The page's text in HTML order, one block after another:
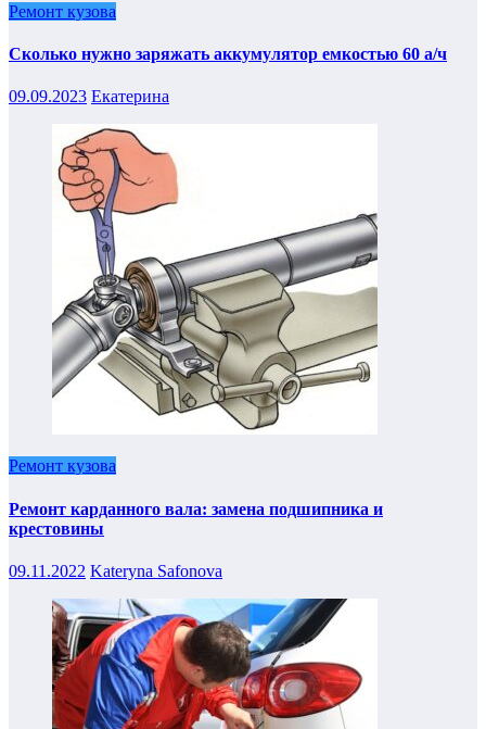
Ремонт кузова
Сколько нужно заряжать аккумулятор емкостью 60 а/ч
09.09.2023 Екатерина
Ремонт кузова
Ремонт карданного вала: замена подшипника и
крестовины
09.11.2022 Kateryna Safonova